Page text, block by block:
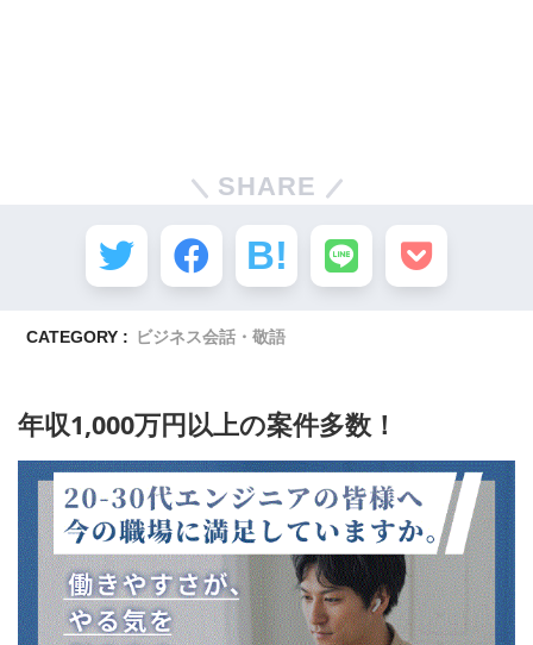
SHARE
CATEGORY : ビジネス会話・敬語
年収1,000万円以上の案件多数！